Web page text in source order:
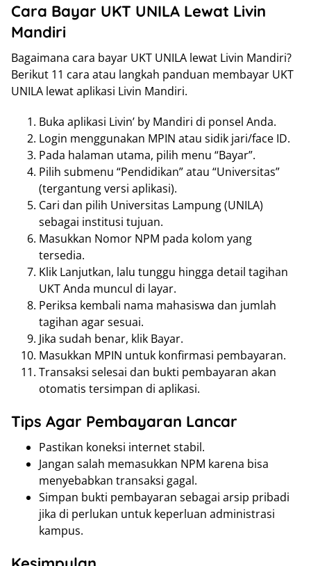
Cara Bayar UKT UNILA Lewat Livin
Mandiri
Bagaimana cara bayar UKT UNILA lewat Livin Mandiri?
Berikut 11 cara atau langkah panduan membayar UKT
UNILA lewat aplikasi Livin Mandiri.
Buka aplikasi Livin’ by Mandiri di ponsel Anda.
Login menggunakan MPIN atau sidik jari/face ID.
Pada halaman utama, pilih menu “Bayar”.
Pilih submenu “Pendidikan” atau “Universitas”
(tergantung versi aplikasi).
Cari dan pilih Universitas Lampung (UNILA)
sebagai institusi tujuan.
Masukkan Nomor NPM pada kolom yang
tersedia.
Klik Lanjutkan, lalu tunggu hingga detail tagihan
UKT Anda muncul di layar.
Periksa kembali nama mahasiswa dan jumlah
tagihan agar sesuai.
Jika sudah benar, klik Bayar.
Masukkan MPIN untuk konfirmasi pembayaran.
Transaksi selesai dan bukti pembayaran akan
otomatis tersimpan di aplikasi.
Tips Agar Pembayaran Lancar
Pastikan koneksi internet stabil.
Jangan salah memasukkan NPM karena bisa
menyebabkan transaksi gagal.
Simpan bukti pembayaran sebagai arsip pribadi
jika di perlukan untuk keperluan administrasi
kampus.